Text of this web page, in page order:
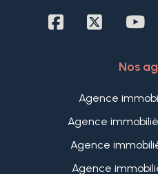
Le jardin aménagé
cette solution exclusive.
La villa est finie avec
est équipée d'un
de climatisation
apparente.
Nos
Agence
Agence
Agence
Agence